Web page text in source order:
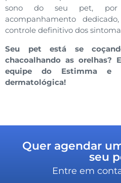
sono do seu pet, por
acompanhamento
controle definitivo dos
Seu pet está se
chacoalhando as
equipe do Estimma e
dermatológica!
Quer agendar
seu
Entre em